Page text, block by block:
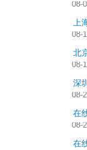
08-
上
08-
北
08-
深圳
08-
在
08-
在